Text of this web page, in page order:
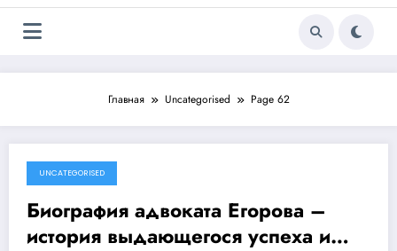
Главная Uncategorised Page 62
1 ноября 2023
UNCATEGORISED
Биография адвоката Егорова –
история выдающегося успеха и